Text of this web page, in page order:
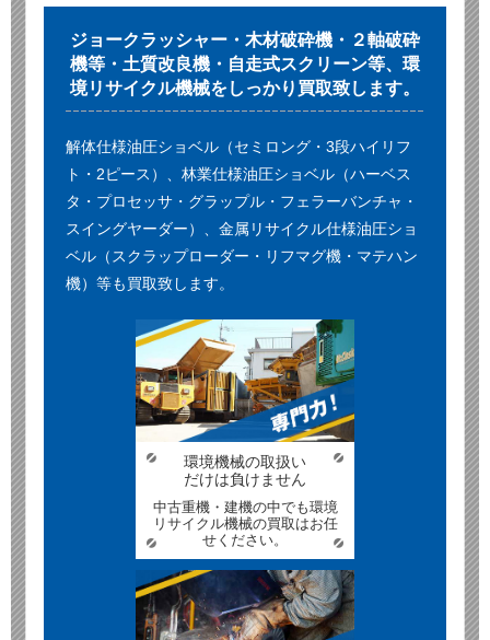
ジョークラッシャー・木材破砕機・２軸破砕
機等・土質改良機・自走式スクリーン等、環
境リサイクル機械をしっかり買取致します。
解体仕様油圧ショベル（セミロング・3段ハイリフ
ト・2ピース）、林業仕様油圧ショベル（ハーベス
タ・プロセッサ・グラップル・フェラーバンチャ・
スイングヤーダー）、金属リサイクル仕様油圧ショ
ベル（スクラップローダー・リフマグ機・マテハン
機）等も買取致します。
環境機械の取扱い
だけは負けません
中古重機・建機の中でも環境
リサイクル機械の買取はお任
せください。